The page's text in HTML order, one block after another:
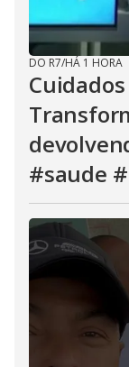
DO R7/HÁ 1 HORA
#saude